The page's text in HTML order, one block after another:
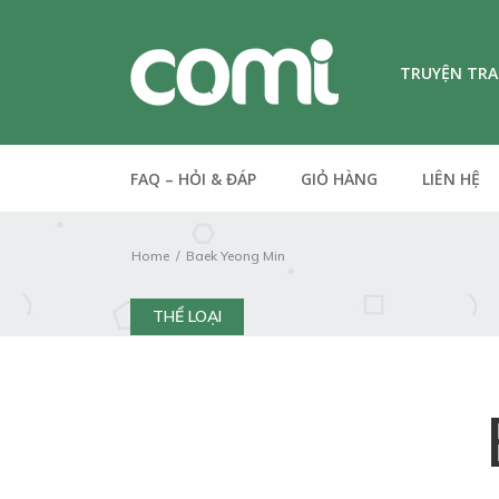
TRUYỆN
FAQ – HỎI & ĐÁP GIỎ HÀNG LIÊN HỆ
Home Baek Yeong Min
THỂ LOẠI